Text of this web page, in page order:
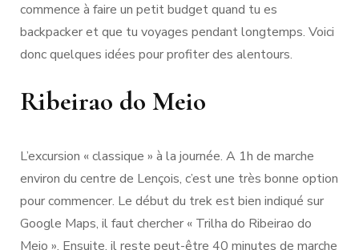
commence à faire un petit budget quand tu es
backpacker et que tu voyages pendant longtemps. Voici
donc quelques idées pour profiter des alentours.
Ribeirao do Meio
L’excursion « classique » à la journée. A 1h de marche
environ du centre de Lençois, c’est une très bonne option
pour commencer. Le début du trek est bien indiqué sur
Google Maps, il faut chercher « Trilha do Ribeirao do
Meio ». Ensuite, il reste peut-être 40 minutes de marche